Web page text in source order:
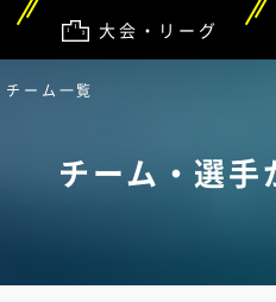
大会・リーグ
チーム一覧
チーム・選手